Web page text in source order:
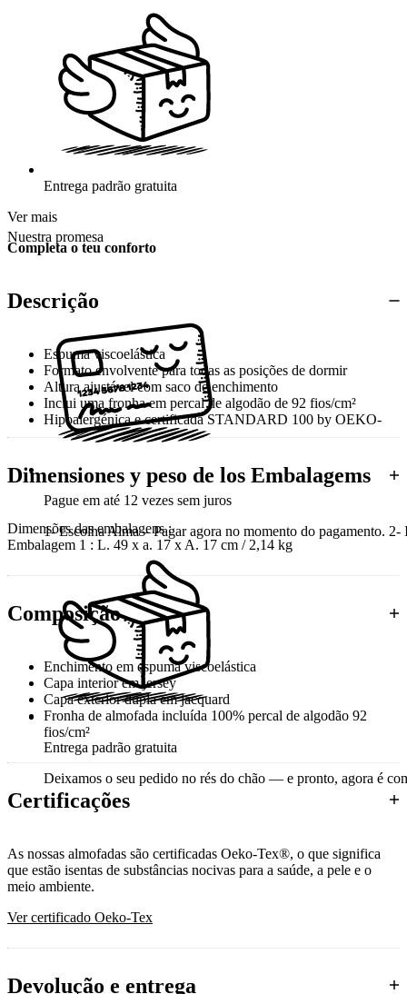
Entrega padrão gratuita
Ver mais
Nuestra promesa
Pague em até 12 vezes sem juros
1- Escolha Alma – Pagar agora no momento do pagamento.
Entrega padrão gratuita
Deixamos o seu pedido no rés do chão — e pronto, agora é
Completa o teu conforto
Descrição
Espuma viscoelástica
Formato envolvente para todas as posições de dormir
Altura ajustável com saco de enchimento
Inclui uma fronha em percal de algodão de 92 fios/cm²
Hipoalergénica e certificada STANDARD 100 by OEKO-
TEX®
Dimensiones y peso de los Embalagems
Dimensões das embalagens :
Embalagem 1 : L. 49 x a. 17 x A. 17 cm / 2,14 kg
Composição
Enchimento em espuma viscoelástica
Capa interior em jersey
Capa exterior dupla em jacquard
Fronha de almofada incluída 100% percal de algodão 92
fios/cm²
Certificações
As nossas almofadas são certificadas Oeko-Tex®, o que significa
que estão isentas de substâncias nocivas para a saúde, a pele e o
meio ambiente.
Ver certificado Oeko-Tex
Devolução e entrega